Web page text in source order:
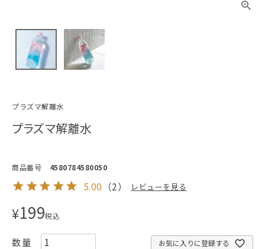
プラズマ解離水
プラズマ解離水
商品番号 4580784580050
5.00 （2） レビューを見る
¥199税込
お気に入りに登録する